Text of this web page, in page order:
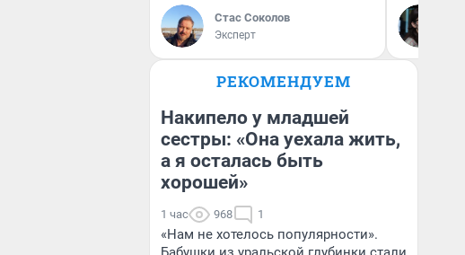
Стас Соколов
Эксперт
РЕКОМЕНДУЕМ
Накипело у младшей
сестры: «Она уехала жить,
а я осталась быть
хорошей»
1 час 968 1
«Нам не хотелось популярности».